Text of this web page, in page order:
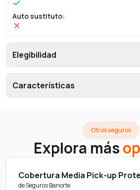
Auto sustituto:
Elegibilidad
Características
Otros seguros
Explora más
Cobertura Media Pick-up
deSeguros Banorte